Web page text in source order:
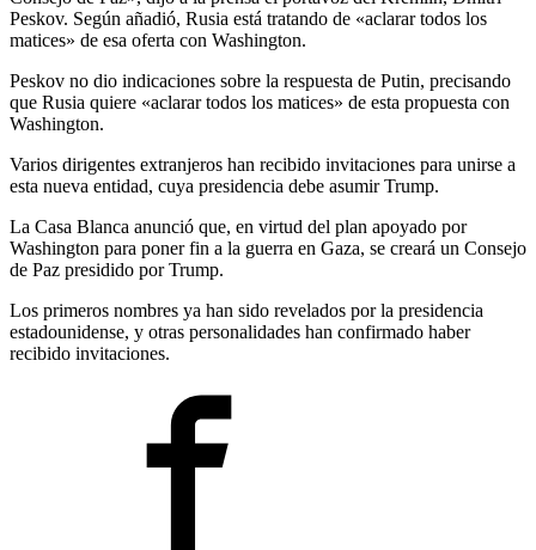
Peskov. Según añadió, Rusia está tratando de «aclarar todos los
matices» de esa oferta con Washington.
Peskov no dio indicaciones sobre la respuesta de Putin, precisando
que Rusia quiere «aclarar todos los matices» de esta propuesta con
Washington.
Varios dirigentes extranjeros han recibido invitaciones para unirse a
esta nueva entidad, cuya presidencia debe asumir Trump.
La Casa Blanca anunció que, en virtud del plan apoyado por
Washington para poner fin a la guerra en Gaza, se creará un Consejo
de Paz presidido por Trump.
Los primeros nombres ya han sido revelados por la presidencia
estadounidense, y otras personalidades han confirmado haber
recibido invitaciones.